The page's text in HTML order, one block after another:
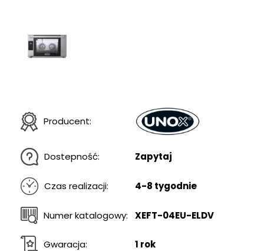
Producent:
Dostepność: Zapytaj
Czas realizacji: 4-8 tygodnie
Numer katalogowy: XEFT-04EU-ELDV
Gwaracja: 1 rok